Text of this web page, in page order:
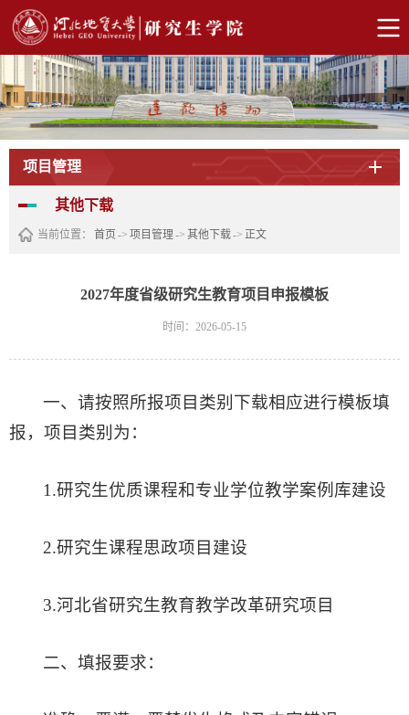
项目管理
其他下载
当前位置： 首页 -> 项目管理 -> 其他下载-> 正文
2027年度省级研究生教育项目申报模板
时间：2026-05-15
一、请按照所报项目类别下载相应进行模板填
报，项目类别为：
1.研究生优质课程和专业学位教学案例库建设
2.研究生课程思政项目建设
3.河北省研究生教育教学改革研究项目
二、填报要求：